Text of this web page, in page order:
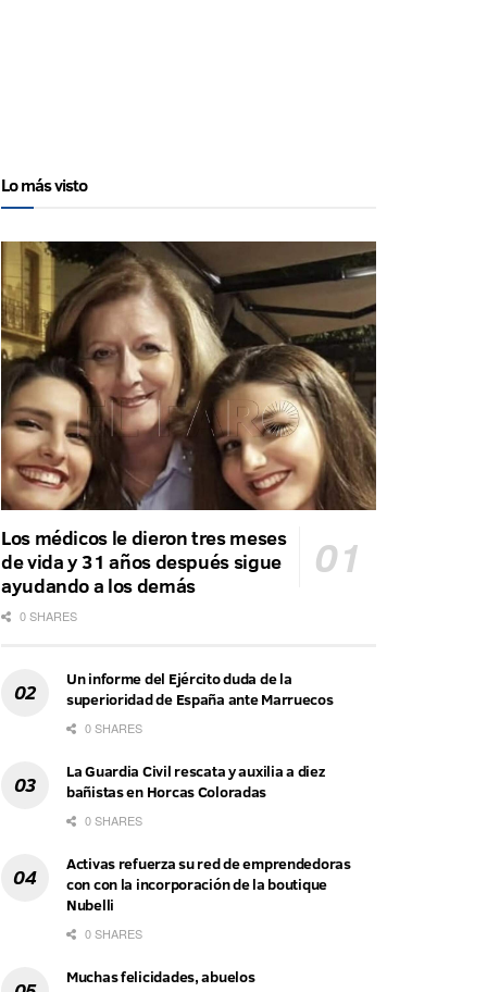
Lo más visto
Los médicos le dieron tres meses
de vida y 31 años después sigue
ayudando a los demás
0 SHARES
Un informe del Ejército duda de la
superioridad de España ante Marruecos
0 SHARES
La Guardia Civil rescata y auxilia a diez
bañistas en Horcas Coloradas
0 SHARES
Activas refuerza su red de emprendedoras
con con la incorporación de la boutique
Nubelli
0 SHARES
Muchas felicidades, abuelos